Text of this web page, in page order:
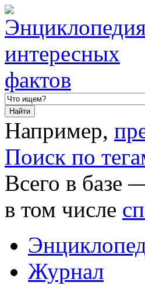
Например,
Поиск по
Всего в базе
в том числе
Журнал